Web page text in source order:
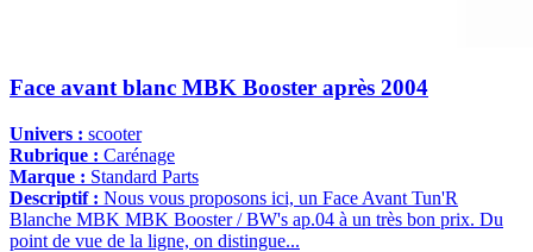
Face avant blanc MBK Booster après 2004
Univers : scooter
Rubrique : Carénage
Marque : Standard Parts
Descriptif : Nous vous proposons ici, un Face Avant Tun'R
Blanche MBK MBK Booster / BW's ap.04 à un très bon prix. Du
point de vue de la ligne, on distingue...